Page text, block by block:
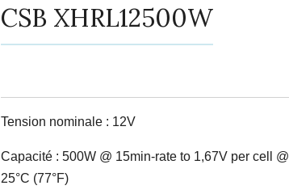
CSB XHRL12500W
Tension nominale : 12V
Capacité : 500W @ 15min-rate to 1,67V per cell @
25°C (77°F)